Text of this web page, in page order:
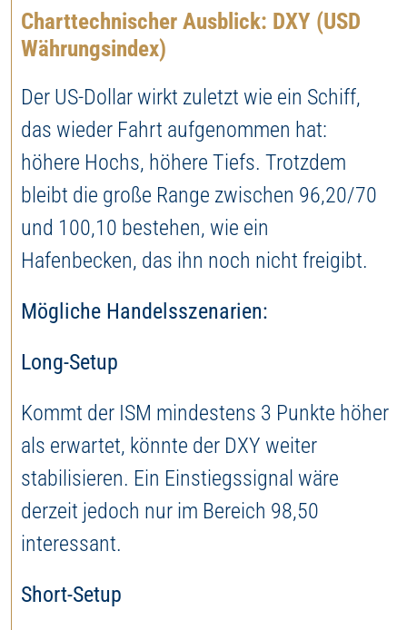
Charttechnischer Ausblick: DXY (USD
Währungsindex)
Der US-Dollar wirkt zuletzt wie ein Schiff,
das wieder Fahrt aufgenommen hat:
höhere Hochs, höhere Tiefs. Trotzdem
bleibt die große Range zwischen 96,20/70
und 100,10 bestehen, wie ein
Hafenbecken, das ihn noch nicht freigibt.
Mögliche Handelsszenarien:
Long-Setup
Kommt der ISM mindestens 3 Punkte höher
als erwartet, könnte der DXY weiter
stabilisieren. Ein Einstiegssignal wäre
derzeit jedoch nur im Bereich 98,50
interessant.
Short-Setup